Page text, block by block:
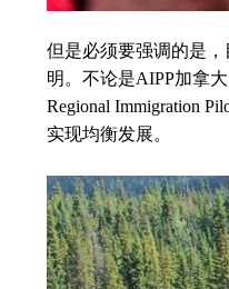
但是必须要强调的是
明。不论是AIPP加拿
Regional Immigration
实现均衡发展。